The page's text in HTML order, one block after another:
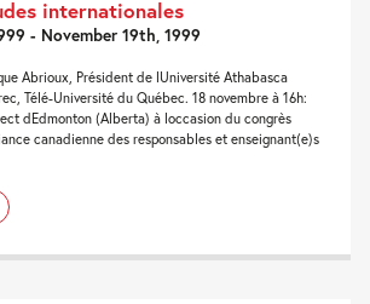
internationales
- November 19th, 1999
Abrioux, Président de lUniversité Athabasca
Télé-Université du Québec. 18 novembre à 16h:
dEdmonton (Alberta) à loccasion du congrès
canadienne des responsables et enseignant(e)s